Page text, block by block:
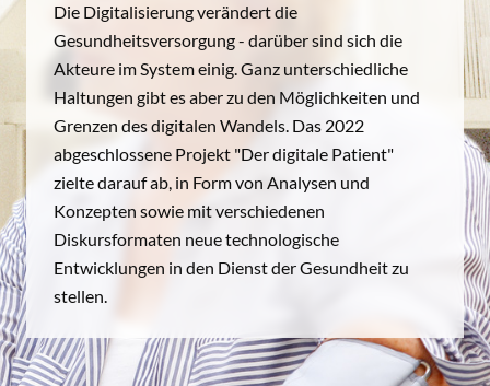
Die Digitalisierung verändert die
Gesundheitsversorgung - darüber sind sich die
Akteure im System einig. Ganz unterschiedliche
Haltungen gibt es aber zu den Möglichkeiten und
Grenzen des digitalen Wandels. Das 2022
abgeschlossene Projekt "Der digitale Patient"
zielte darauf ab, in Form von Analysen und
Konzepten sowie mit verschiedenen
Diskursformaten neue technologische
Entwicklungen in den Dienst der Gesundheit zu
stellen.